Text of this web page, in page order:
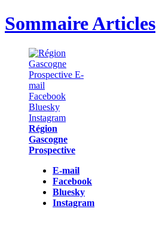
Sommaire Articles
Région
Gascogne
Prospective
E-mail
Facebook
Bluesky
Instagram